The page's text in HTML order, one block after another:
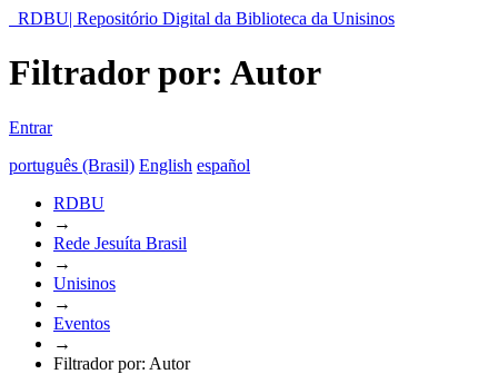
RDBU| Repositório Digital da Biblioteca da Unisinos
Filtrador por: Autor
Entrar
português (Brasil) English español
RDBU
→
Rede Jesuíta Brasil
→
Unisinos
→
Eventos
→
Filtrador por: Autor